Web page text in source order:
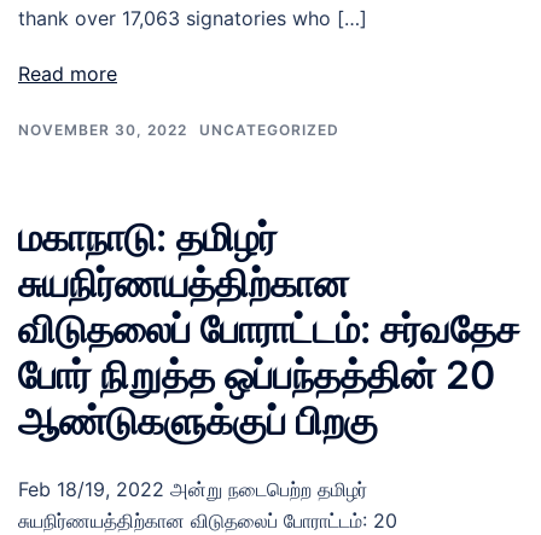
thank over 17,063 signatories who […]
Read more
NOVEMBER 30, 2022 UNCATEGORIZED
மகாநாடு: தமிழர்
சுயநிர்ணயத்திற்கான
விடுதலைப் போராட்டம்: சர்வதேச
போர் நிறுத்த ஒப்பந்தத்தின் 20
ஆண்டுகளுக்குப் பிறகு
Feb 18/19, 2022 அன்று நடைபெற்ற தமிழர்
சுயநிர்ணயத்திற்கான விடுதலைப் போராட்டம்: 20